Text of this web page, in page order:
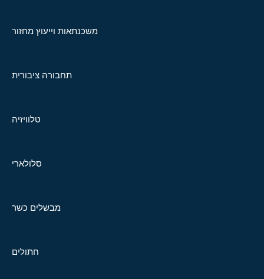
משכנתאות וייעוץ מחזור
תחבורה ציבורית
טלוויזיה
סלולארי
מבשלים כשר
חתולים